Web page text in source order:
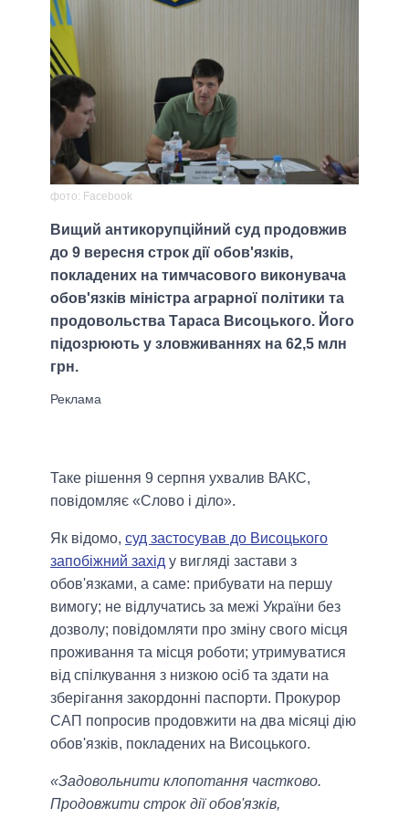
фото: Facebook
Вищий антикорупційний суд продовжив
до 9 вересня строк дії обов'язків,
покладених на тимчасового виконувача
обов'язків міністра аграрної політики та
продовольства Тараса Висоцького. Його
підозрюють у зловживаннях на 62,5 млн
грн.
Таке рішення 9 серпня ухвалив ВАКС,
повідомляє «Слово і діло».
Як відомо, суд застосував до Висоцького
запобіжний захід у вигляді застави з
обов'язками, а саме: прибувати на першу
вимогу; не відлучатись за межі України без
дозволу; повідомляти про зміну свого місця
проживання та місця роботи; утримуватися
від спілкування з низкою осіб та здати на
зберігання закордонні паспорти. Прокурор
САП попросив продовжити на два місяці дію
обов'язків, покладених на Висоцького.
«Задовольнити клопотання частково.
Продовжити строк дії обов'язків,